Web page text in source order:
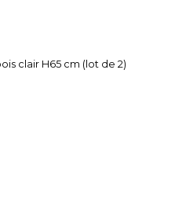
clair H65 cm (lot de 2)